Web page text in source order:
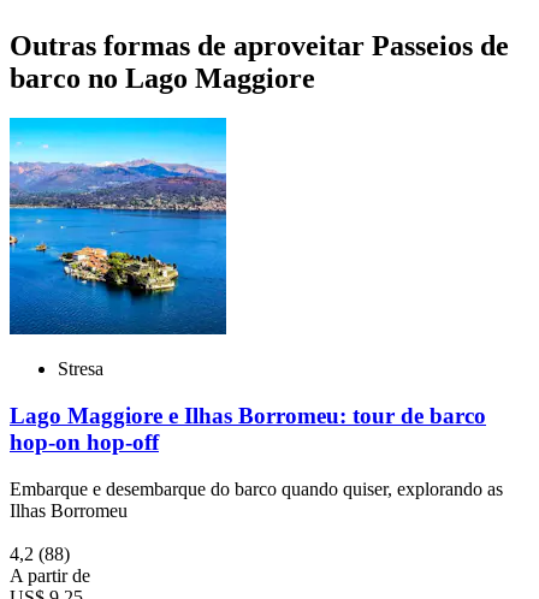
Outras formas de aproveitar Passeios de
barco no Lago Maggiore
Stresa
Lago Maggiore e Ilhas Borromeu: tour de barco
hop-on hop-off
Embarque e desembarque do barco quando quiser, explorando as
Ilhas Borromeu
4,2 (88)
A partir de